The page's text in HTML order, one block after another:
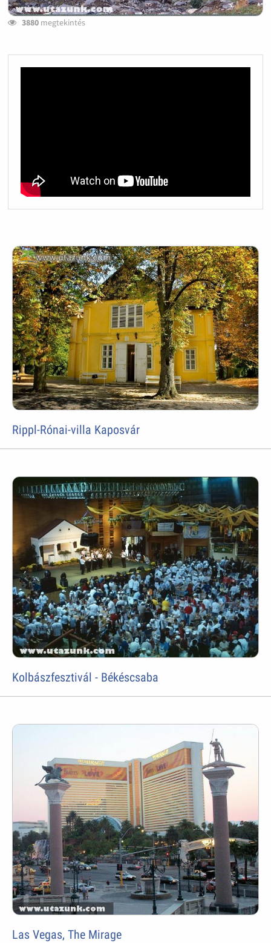
3880megtekintés
Rippl-Rónai-villa Kaposvár
Kolbászfesztivál - Békéscsaba
Las Vegas, The Mirage